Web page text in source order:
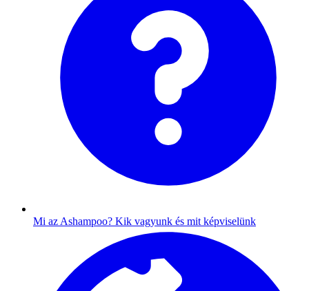
Mi az Ashampoo? Kik vagyunk és mit képviselünk